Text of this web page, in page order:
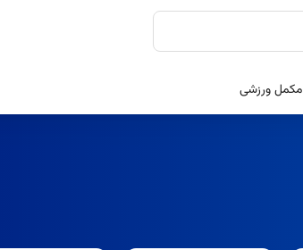
مکمل ورزشی